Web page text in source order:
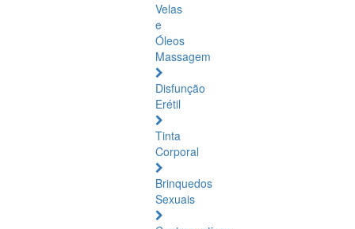
Velas
e
Óleos
Massagem
Disfunção
Erétil
Tinta
Corporal
Brinquedos
Sexuais